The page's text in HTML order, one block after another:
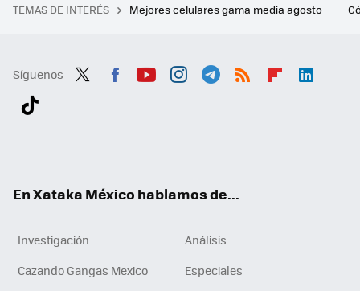
TEMAS DE INTERÉS Mejores celulares gama media agosto
Síguenos
En Xataka México hablamos de...
Investigación
Análisis
Cazando Gangas Mexico
Especiales